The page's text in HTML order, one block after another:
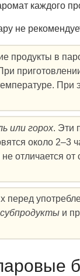
каждого
не
продукты в
При
или горох. Эти
около 2–3
отличается
перед
субпродукты и